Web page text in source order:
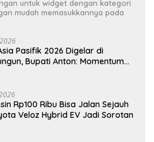
untuk widget dengan kategori
mudah memasukkannya pada
Pasifik 2026 Digelar di
Bupati Anton: Momentum
Rp100 Ribu Bisa Jalan Sejauh
Veloz Hybrid EV Jadi Sorotan